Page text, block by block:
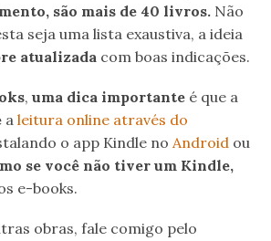
são mais de 40 livros. Não
seja uma lista exaustiva, a ideia
atualizada com boas indicações.
,uma dica importante é que a
aleitura online através do
o app Kindle noAndroid ou
se você não tiver um Kindle,
e-books.
obras, fale comigo pelo